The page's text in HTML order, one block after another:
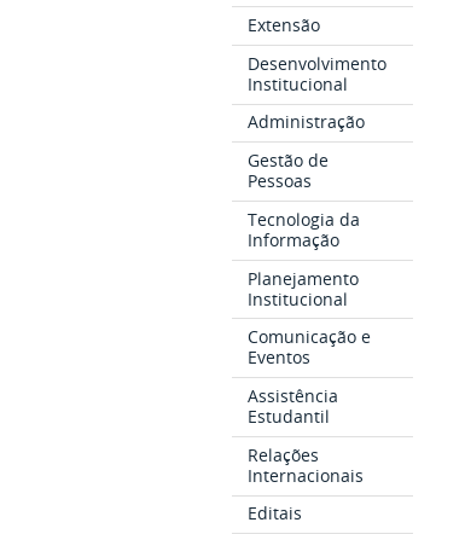
Extensão
Desenvolvimento
Institucional
Administração
Gestão de
Pessoas
Tecnologia da
Informação
Planejamento
Institucional
Comunicação e
Eventos
Assistência
Estudantil
Relações
Internacionais
Editais